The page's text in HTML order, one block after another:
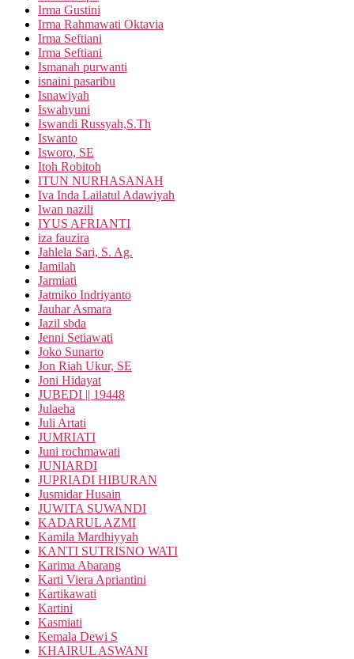
Irma Gustini
Irma Rahmawati Oktavia
Irma Seftiani
Irma Seftiani
Ismanah purwanti
isnaini pasaribu
Isnawiyah
Iswahyuni
Iswandi Russyah,S.Th
Iswanto
Isworo, SE
Itoh Robitoh
ITUN NURHASANAH
Iva Inda Lailatul Adawiyah
Iwan nazili
IYUS AFRIANTI
iza fauzira
Jahlela Sari, S. Ag.
Jamilah
Jarmiati
Jatmiko Indriyanto
Jauhar Asmara
Jazil sbda
Jenni Setiawati
Joko Sunarto
Jon Riah Ukur, SE
Joni Hidayat
JUBEDI || 19448
Julaeha
Juli Artati
JUMRIATI
Juni rochmawati
JUNIARDI
JUPRIADI HIBURAN
Jusmidar Husain
JUWITA SUWANDI
KADARUL AZMI
Kamila Mardhiyyah
KANTI SUTRISNO WATI
Karima Abarang
Karti Viera Apriantini
Kartikawati
Kartini
Kasmiati
Kemala Dewi S
KHAIRUL ASWANI